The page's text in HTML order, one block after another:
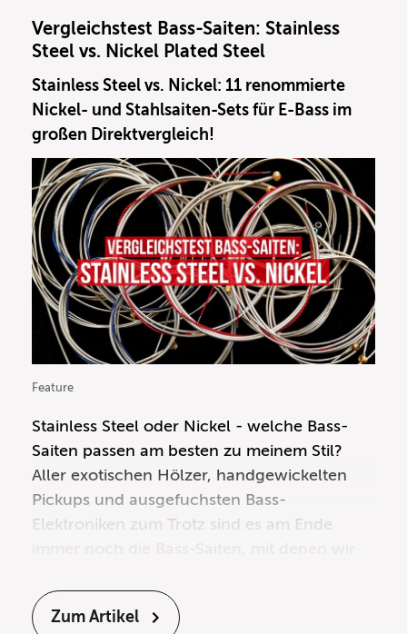
Vergleichstest Bass-Saiten: Stainless
Steel vs. Nickel Plated Steel
Feature
Stainless Steel vs. Nickel: 11 renommierte
Nickel- und Stahlsaiten-Sets für E-Bass im
großen Direktvergleich!
Stainless Steel oder Nickel - welche Bass-
Saiten passen am besten zu meinem Stil?
Aller exotischen Hölzer, handgewickelten
Pickups und ausgefuchsten Bass-
Elektroniken zum Trotz sind es am Ende
unserem Instrument treten. Auch die zum
Einsatz kommenden
Zum Artikel